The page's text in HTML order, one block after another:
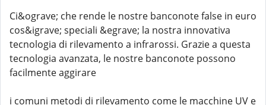
Ci&ograve; che rende le nostre banconote false in euro
cos&igrave; speciali &egrave; la nostra innovativa
tecnologia di rilevamento a infrarossi. Grazie a questa
tecnologia avanzata, le nostre banconote possono
facilmente aggirare
i comuni metodi di rilevamento come le macchine UV e